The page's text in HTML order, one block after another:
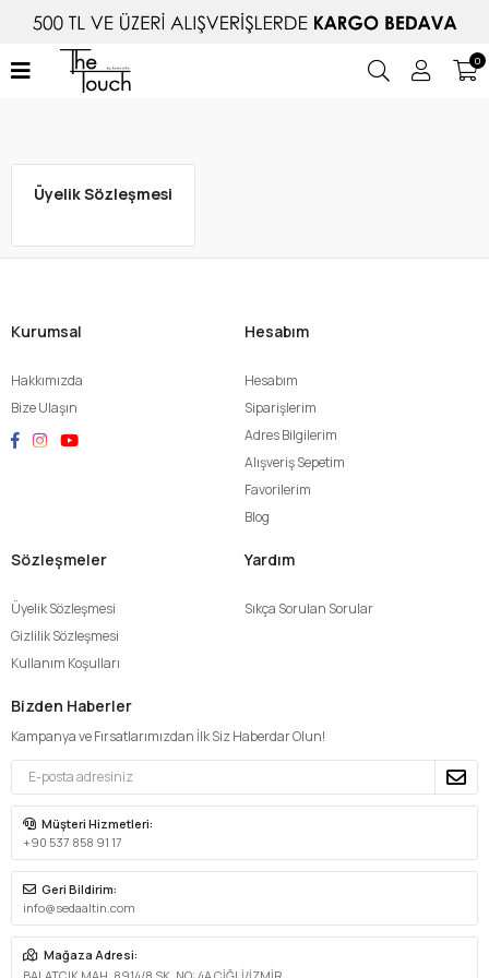
0
Üyelik Sözleşmesi
Kurumsal
Hakkımızda
Bize Ulaşın
Hesabım
Hesabım
Siparişlerim
Adres Bilgilerim
Alışveriş Sepetim
Favorilerim
Blog
Sözleşmeler
Üyelik Sözleşmesi
Gizlilik Sözleşmesi
Kullanım Koşulları
Yardım
Sıkça Sorulan Sorular
Bizden Haberler
Kampanya ve Fırsatlarımızdan İlk Siz Haberdar Olun!
Müşteri Hizmetleri:
+90 537 858 91 17
Geri Bildirim:
info@sedaaltin.com
Mağaza Adresi: